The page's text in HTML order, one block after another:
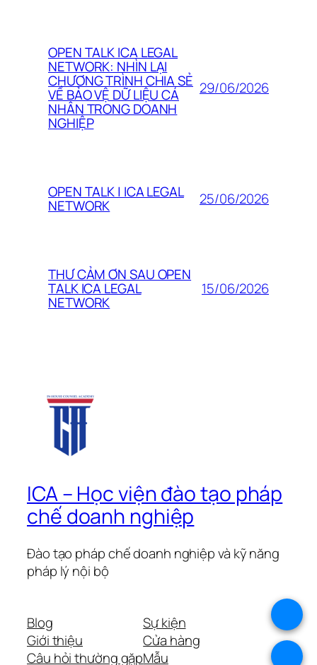
OPEN TALK ICA LEGAL
NETWORK: NHÌN LẠI
CHƯƠNG TRÌNH CHIA SẺ
VỀ BẢO VỆ DỮ LIỆU CÁ
NHÂN TRONG DOANH
NGHIỆP
29/06/2026
OPEN TALK | ICA LEGAL
NETWORK 25/06/2026
THƯ CẢM ƠN SAU OPEN
TALK ICA LEGAL
NETWORK
15/06/2026
ICA – Học viện đào tạo pháp
chế doanh nghiệp
Đào tạo pháp chế doanh nghiệp và kỹ năng
pháp lý nội bộ
Blog
Giới thiệu
Câu hỏi thường gặp
Sự kiện
Cửa hàng
Mẫu